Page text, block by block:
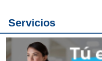
Servicios